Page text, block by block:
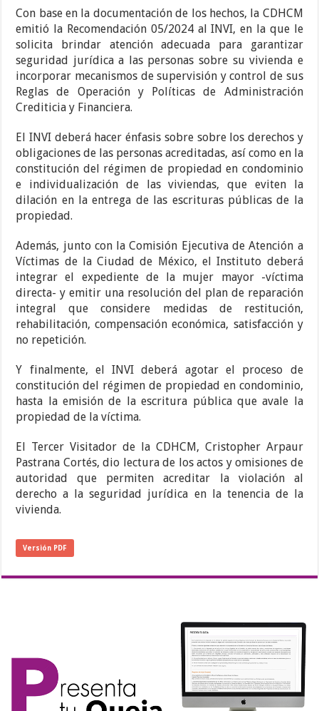
Con base en la documentación de los hechos, la CDHCM
emitió la Recomendación 05/2024 al INVI, en la que le
solicita brindar atención adecuada para garantizar
seguridad jurídica a las personas sobre su vivienda e
incorporar mecanismos de supervisión y control de sus
Reglas de Operación y Políticas de Administración
Crediticia y Financiera.
El INVI deberá hacer énfasis sobre sobre los derechos y
obligaciones de las personas acreditadas, así como en la
constitución del régimen de propiedad en condominio
e individualización de las viviendas, que eviten la
dilación en la entrega de las escrituras públicas de la
propiedad.
Además, junto con la Comisión Ejecutiva de Atención a
Víctimas de la Ciudad de México, el Instituto deberá
integrar el expediente de la mujer mayor -víctima
directa- y emitir una resolución del plan de reparación
integral que considere medidas de restitución,
rehabilitación, compensación económica, satisfacción y
no repetición.
Y finalmente, el INVI deberá agotar el proceso de
constitución del régimen de propiedad en condominio,
hasta la emisión de la escritura pública que avale la
propiedad de la víctima.
El Tercer Visitador de la CDHCM, Cristopher Arpaur
Pastrana Cortés, dio lectura de los actos y omisiones de
autoridad que permiten acreditar la violación al
derecho a la seguridad jurídica en la tenencia de la
vivienda.
Versión PDF